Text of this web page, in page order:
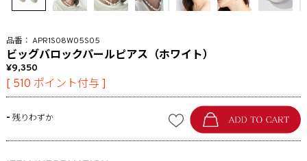
APR1S08W05S05
ビッグバロックパールピアス（ホワイト）
9,350
[ 510 ポイント付与 ]
- 残りわずか